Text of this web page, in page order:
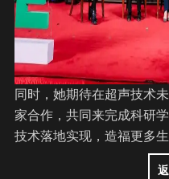
同时，她期待在超声技术
家合作，共同来完成科研
技术落地实现，造福更多生